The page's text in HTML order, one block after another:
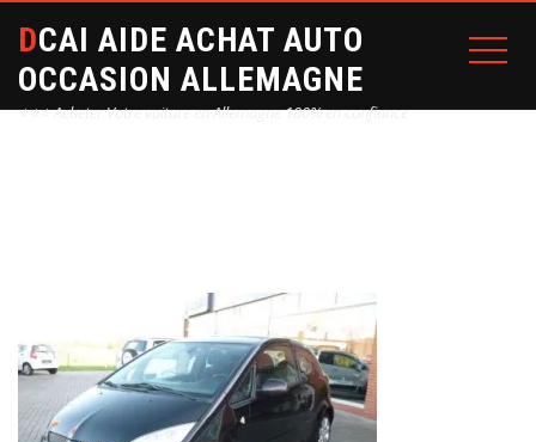
DCAI AIDE ACHAT AUTO
OCCASION ALLEMAGNE
⭐⭐⭐ Acheter Votre voiture en Allemagne 100% en confiance